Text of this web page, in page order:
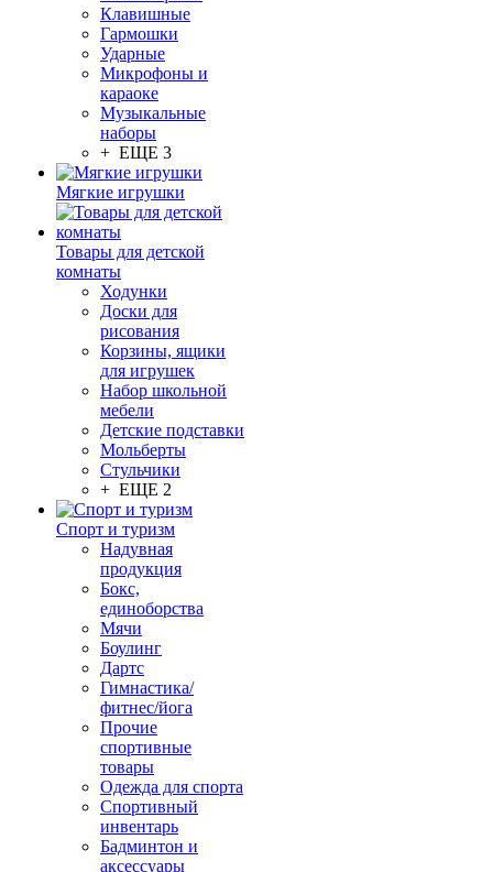
Клавишные
Гармошки
Ударные
Микрофоны и
караоке
Музыкальные
наборы
+ ЕЩЕ 3
Мягкие игрушки
Товары для детской
комнаты
Ходунки
Доски для
рисования
Корзины, ящики
для игрушек
Набор школьной
мебели
Детские подставки
Мольберты
Стульчики
+ ЕЩЕ 2
Спорт и туризм
Надувная
продукция
Бокс,
единоборства
Мячи
Боулинг
Дартс
Гимнастика/
фитнес/йога
Прочие
спортивные
товары
Одежда для спорта
Спортивный
инвентарь
Бадминтон и
аксессуары